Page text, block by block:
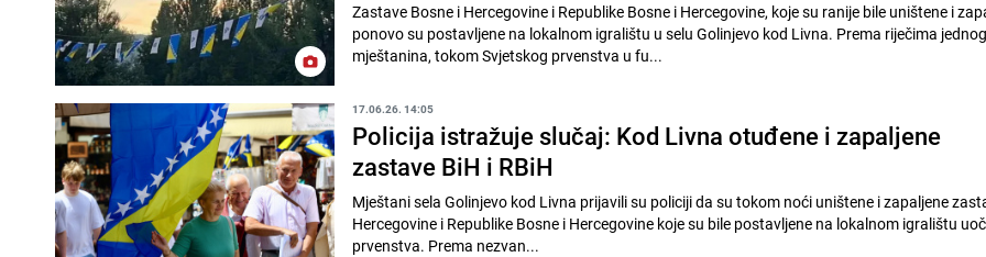
Zastave Bosne i Hercegovine i Republike Bosne i Hercegovine, koje su ranije bile uništene i
ponovo su postavljene na lokalnom igralištu u selu Golinjevo kod Livna. Prema riječima jednog
mještanina, tokom Svjetskog prvenstva u fu...
17.06.26. 14:05
Policija istražuje slučaj: Kod Livna otuđene i zapaljene
zastave BiH i RBiH
Mještani sela Golinjevo kod Livna prijavili su policiji da su tokom noći uništene i zapaljene
Hercegovine i Republike Bosne i Hercegovine koje su bile postavljene na lokalnom igralištu
prvenstva. Prema nezvan...